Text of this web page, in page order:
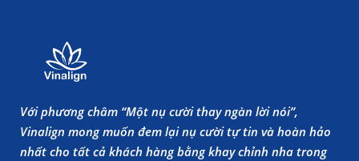
Với phương châm “Một nụ cười thay ngàn lời nói”,
Vinalign mong muốn đem lại nụ cười tự tin và hoàn hảo
nhất cho tất cả khách hàng bằng khay chỉnh nha trong